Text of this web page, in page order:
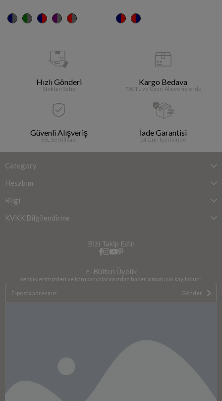
Hızlı Gönderi
Stoktan Satış
Kargo Bedava
750 TL ve Üzeri Alışverişlerde
Güvenli Alışveriş
SSL Sertifikası
İade Garantisi
14 Gün İçerisinde
Category
Hesabım
Bilgi
KVKK Bilgilendirme
Bizi Takip Edin
E-Bülten Üyelik
Yeniliklerimizden ve kampanyalarımızdan haber almak için kayıt olun!
Gönder